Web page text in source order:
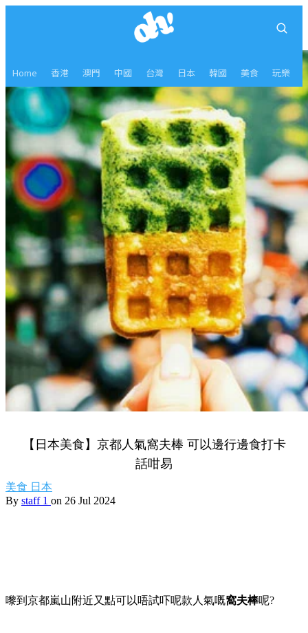
Home 香港 澳門 中國 台灣 日本 韓國 美食 玩樂
【日本美食】京都人氣窩夫棒 可以邊行邊食打卡
話咁易
美食 日本
By staff 1 on 26 Jul 2024
嚟到京都嵐山附近又點可以唔試吓呢款人氣嘅窩夫棒呢?